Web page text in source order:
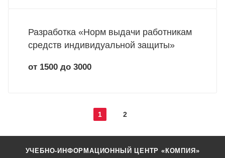
Разработка «Норм выдачи работникам
средств индивидуальной защиты»
от 1500 до 3000
1 2
УЧЕБНО-ИНФОРМАЦИОННЫЙ ЦЕНТР «КОМПИЯ»